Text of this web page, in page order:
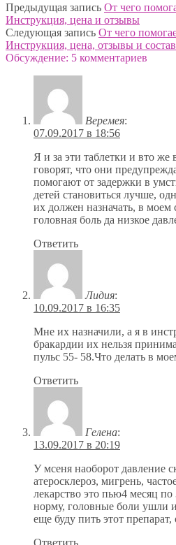
Предыдущая запись От чего
Инструкция, цена и отзывы
Следующая запись От чего
Инструкция, цена, отзывы и состав
Обсуждение: 5 комментариев
Веремея:
07.09.2017 в 18:56
Я и за эти таблетки и вто
говорят, что они
помогают от задержки в
детей становиться лучше,
их должен назначать, в
головная боль да низкое
Ответить
Лидия:
10.09.2017 в 16:35
Мне их назначили, а я в
бракардии их нельзя
пульс 55- 58.Что делать в
Ответить
Гелена:
13.09.2017 в 20:19
У мсеня наоборот давление
атеросклероз, мигрень,
лекарство это пью4 месяц
норму, головные боли ушли
еще буду пить этот
Ответить